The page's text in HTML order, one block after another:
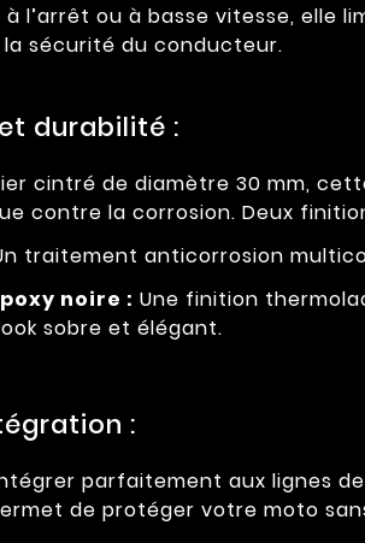
l’arrêt ou à basse vitesse, elle
sécurité du conducteur.
durabilité :
cintré de diamètre 30 mm,
contre la corrosion. Deux
traitement anticorrosion
noire : Une finition
sobre et élégant.
:
parfaitement aux lignes
de protéger votre moto